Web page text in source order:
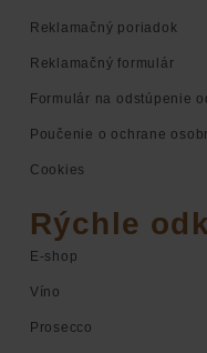
Reklamačný poriadok
Reklamačný formulár
Formulár na odstúpenie
Poučenie o ochrane
Cookies
Rýchle
E-shop
Víno
Prosecco